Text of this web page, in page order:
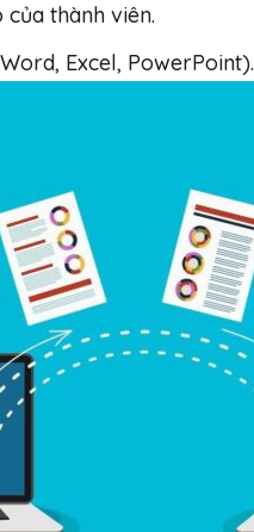
thành viên.
Excel, PowerPoint).